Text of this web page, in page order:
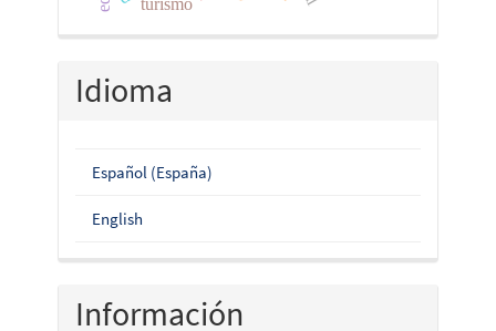
turismo
Idioma
Español (España)
English
Información